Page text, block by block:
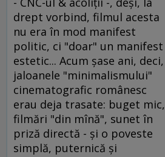
drept vorbind, filmul acesta
nu era în mod manifest
politic, ci "doar" un manifest
estetic... Acum şase ani, deci,
jaloanele "minimalismului"
cinematografic românesc
erau deja trasate: buget mic,
filmări "din mînă", sunet în
priză directă - şi o poveste
simplă, puternică şi